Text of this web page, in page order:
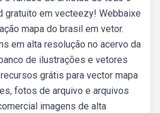
gratuito em vecteezy! Webbaixe
mapa do brasil em vetor.
em alta resolução no acervo da
de ilustrações e vetores
grátis para vector mapa
fotos de arquivo e arquivos
imagens de alta